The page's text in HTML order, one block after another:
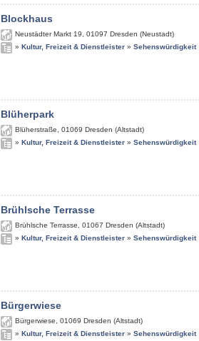
Blockhaus
Neustädter Markt 19 01097 Dresden (Neustadt)
» Kultur, Freizeit & Dienstleister » Sehenswürdigkeit
Blüherpark
Blüherstraße 01069 Dresden (Altstadt)
» Kultur, Freizeit & Dienstleister » Sehenswürdigkeit
Brühlsche Terrasse
Brühlsche Terrasse 01067 Dresden (Altstadt)
» Kultur, Freizeit & Dienstleister » Sehenswürdigkeit
Bürgerwiese
Bürgerwiese 01069 Dresden (Altstadt)
» Kultur, Freizeit & Dienstleister » Sehenswürdigkeit